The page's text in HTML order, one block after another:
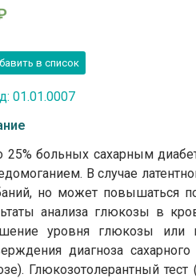
в список
01.01.0007
25% больных сахарным
В случае
но может повышаться
анализа глюкозы в
уровня глюкозы или
диагноза
Глюкозотолерантный